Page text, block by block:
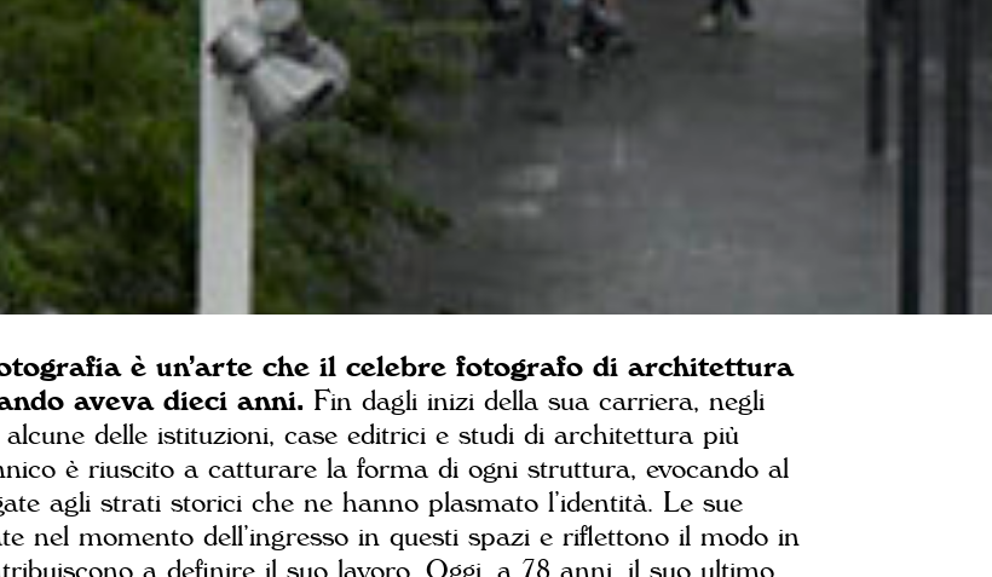
è un’arte che il celebre fotografo di architettura
aveva dieci anni. Fin dagli inizi della sua carriera, negli
delle istituzioni, case editrici e studi di architettura più
è riuscito a catturare la forma di ogni struttura, evocando al
agli strati storici che ne hanno plasmato l’identità. Le sue
nel momento dell’ingresso in questi spazi e riflettono il modo in
a definire il suo lavoro. Oggi, a 78 anni, il suo ultimo